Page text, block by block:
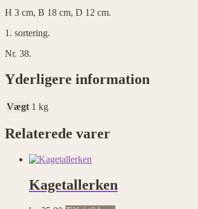
H 3 cm, B 18 cm, D 12 cm.
1. sortering.
Nr. 38.
Yderligere information
Vægt 1 kg
Relaterede varer
Kagetallerken